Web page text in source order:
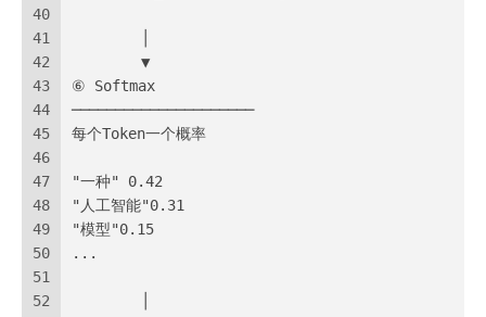
40
41
42
43
44
45
46
47
48
49
50
51
52
        ▼
⑥ Softmax
─────────────────────
每个Token一个概率
"一种" 0.42
"人工智能"0.31
"模型"0.15
...